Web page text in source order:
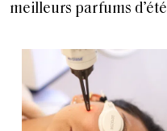
meilleurs parfums d’été